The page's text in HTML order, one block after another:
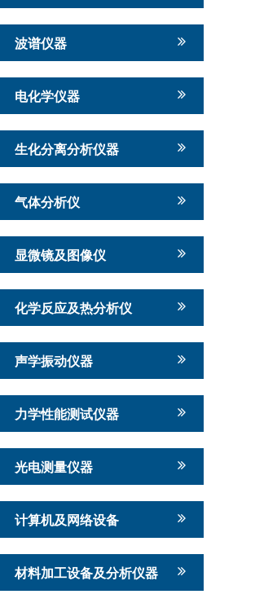
波谱仪器
电化学仪器
生化分离分析仪器
气体分析仪
显微镜及图像仪
化学反应及热分析仪
声学振动仪器
力学性能测试仪器
光电测量仪器
计算机及网络设备
材料加工设备及分析仪器